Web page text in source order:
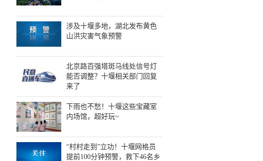
涉及十堰多地，湖北发布黄色
山洪灾害气象预警
北京路百强塔斑马线处信号灯
能否调整？十堰相关部门回复
来了
下雨也不愁！十堰这些宝藏室
内场馆，超好玩~
“村村走到”立功！十堰网格员
提前100分钟预警，救下46名乡